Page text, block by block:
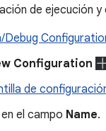
de ejecución
Debug
Configuration
de
el campo Name.